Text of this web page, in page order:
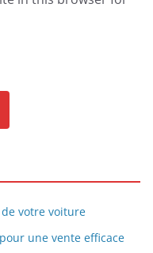
votre voiture
une vente efficace